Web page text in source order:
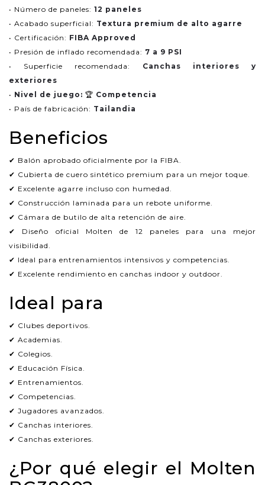
• Número de paneles: 12 paneles
• Acabado superficial: Textura premium de alto agarre
• Certificación: FIBA Approved
• Presión de inflado recomendada: 7 a 9 PSI
• Superficie recomendada: Canchas interiores y
exteriores
• Nivel de juego: 🏆 Competencia
• País de fabricación: Tailandia
Beneficios
✔ Balón aprobado oficialmente por la FIBA.
✔ Cubierta de cuero sintético premium para un mejor toque.
✔ Excelente agarre incluso con humedad.
✔ Construcción laminada para un rebote uniforme.
✔ Cámara de butilo de alta retención de aire.
✔ Diseño oficial Molten de 12 paneles para una mejor
visibilidad.
✔ Ideal para entrenamientos intensivos y competencias.
✔ Excelente rendimiento en canchas indoor y outdoor.
Ideal para
✔ Clubes deportivos.
✔ Academias.
✔ Colegios.
✔ Educación Física.
✔ Entrenamientos.
✔ Competencias.
✔ Jugadores avanzados.
✔ Canchas interiores.
✔ Canchas exteriores.
¿Por qué elegir el Molten